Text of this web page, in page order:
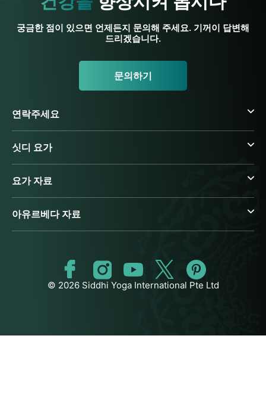
궁금한 점이 있으면 언제든지 문의해 주세요. 기꺼이 답변해
드리겠습니다.
문의하기
연락주세요
싯디 요가
요가 자료
아유르베다 자료
© 2026 Siddhi Yoga International Pte Ltd